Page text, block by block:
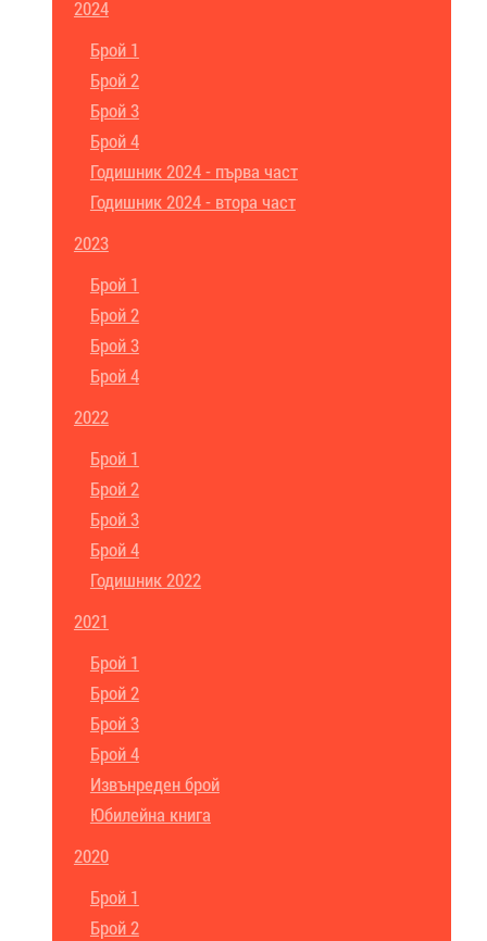
2024
Брой 1
Брой 2
Брой 3
Брой 4
Годишник 2024 - първа част
Годишник 2024 - втора част
2023
Брой 1
Брой 2
Брой 3
Брой 4
2022
Брой 1
Брой 2
Брой 3
Брой 4
Годишник 2022
2021
Брой 1
Брой 2
Брой 3
Брой 4
Извънреден брой
Юбилейна книга
2020
Брой 1
Брой 2